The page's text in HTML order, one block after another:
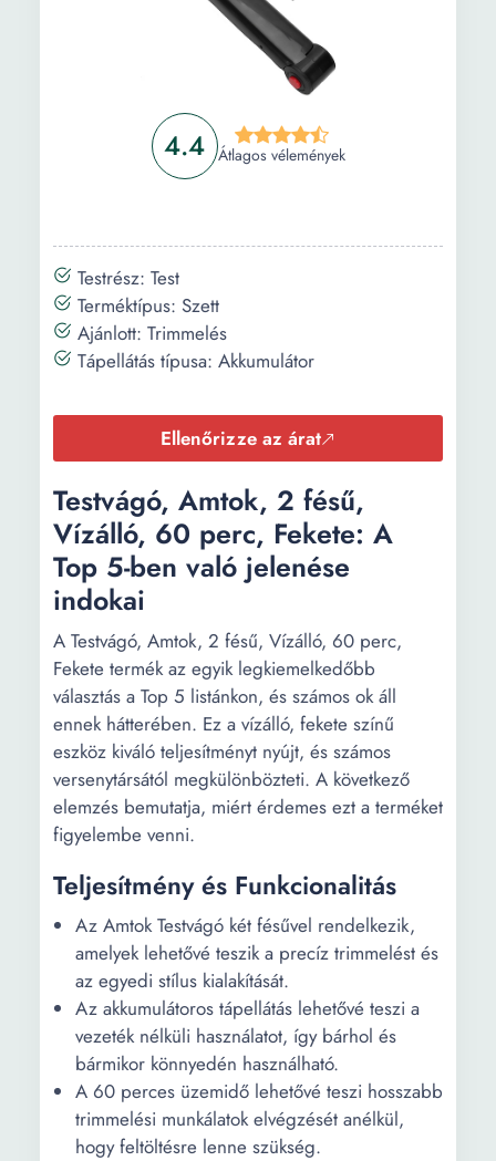
4.4 Átlagos vélemények
Testrész: Test
Terméktípus: Szett
Ajánlott: Trimmelés
Tápellátás típusa: Akkumulátor
Ellenőrizze az árat
Testvágó, Amtok, 2 fésű,
Vízálló, 60 perc, Fekete: A
Top 5-ben való jelenése
indokai
A Testvágó, Amtok, 2 fésű, Vízálló, 60 perc,
Fekete termék az egyik legkiemelkedőbb
választás a Top 5 listánkon, és számos ok áll
ennek hátterében. Ez a vízálló, fekete színű
eszköz kiváló teljesítményt nyújt, és számos
versenytársától megkülönbözteti. A következő
elemzés bemutatja, miért érdemes ezt a terméket
figyelembe venni.
Teljesítmény és Funkcionalitás
Az Amtok Testvágó két fésűvel rendelkezik,
amelyek lehetővé teszik a precíz trimmelést és
az egyedi stílus kialakítását.
Az akkumulátoros tápellátás lehetővé teszi a
vezeték nélküli használatot, így bárhol és
bármikor könnyedén használható.
A 60 perces üzemidő lehetővé teszi hosszabb
trimmelési munkálatok elvégzését anélkül,
hogy feltöltésre lenne szükség.